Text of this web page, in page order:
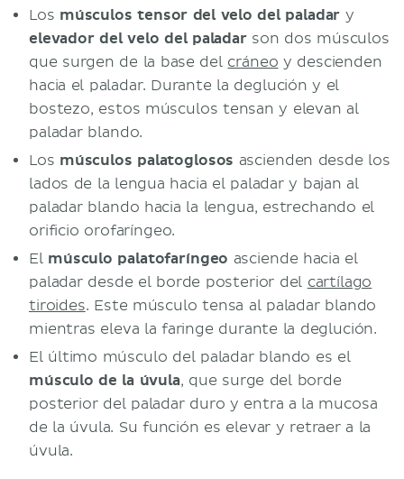
Los músculos tensor del velo del paladar y
elevador del velo del paladarson dos músculos
que surgen de la base del cráneo y descienden
hacia el paladar. Durante la deglución y el
bostezo, estos músculos tensan y elevan al
paladar blando.
Los músculos palatoglosos ascienden desde los
lados de la lengua hacia el paladar y bajan al
paladar blando hacia la lengua, estrechando el
orificio orofaríngeo.
El músculo palatofaríngeo asciende hacia el
paladar desde el borde posterior del cartílago
tiroides. Este músculo tensa al paladar blando
mientras eleva la faringe durante la deglución.
El último músculo del paladar blando es el
músculo de la úvula, que surge del borde
posterior del paladar duro y entra a la mucosa
de la úvula. Su función es elevar y retraer a la
úvula.